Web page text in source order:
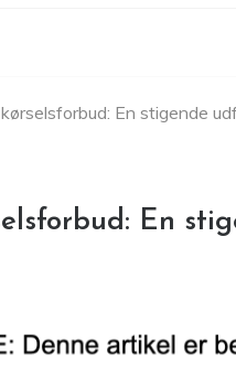
En stigende
En